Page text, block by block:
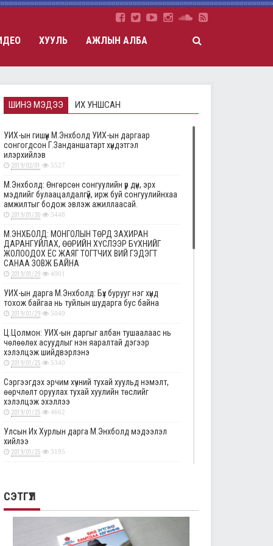
ХУУЛЬ АЖЛЫН АЛБА
ШИНЭ МЭДЭЭ ИХ УНШСАН
УИХ-ын гишүүн М.Энхболд УИХ-ын даргаар
сонгогдсон Г.Занданшатарт хүндэтгэл
илэрхийлэв
2019/02/01 5527
М.Энхболд: Өнгөрсөн сонгуулийн үр дүн, эрх
мэдлийг булаацалдалгүй, ирж буй сонгуулийнхаа
амжилтыг бодож эвлэж ажиллаасай.
2019/01/30 5448
М.ЭНХБОЛД: МОНГОЛЫН ТӨРД ЗАХИРАН
ДАРАНГУЙЛАХ, ӨӨРИЙН ХҮСЛЭЭР БҮХНИЙГ
ЖОЛООДОХ ЁС ЖАЯГ ТОГТЧИХ ВИЙ ГЭДЭГТ
САНАА ЗОВЖ БАЙНА
2019/01/29 4901
УИХ-ын дарга М.Энхболд: Бүх бурууг нэг хүнд
тохож байгаа нь туйлын шударга бус байна
2019/01/29 5049
Ц.Цолмон: УИХ-ын даргыг албан тушаалаас нь
чөлөөлөх асуудлыг нэн яаралтай дэгээр
хэлэлцэж шийдвэрлэнэ
2019/01/25 5340
Сэргээгдэх эрчим хүчний тухай хуульд нэмэлт,
өөрчлөлт оруулах тухай хуулийн төслийг
хэлэлцэж эхэллээ
2019/01/25 4662
Улсын Их Хурлын дарга М.Энхболд мэдээлэл
хийлээ
2019/01/25 3195
хэлэлцүүлгийг дэмжлээ
2019/01/25
Улсын Их Хурлын тогтоолын төслүүдийг эцсийн
хэлэлцүүлэгт шилжүүлэв
2334
СЭТГҮҮЛ